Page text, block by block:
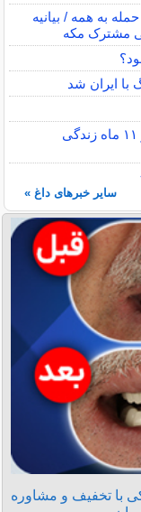
به همه / بیانیه
مشترک مکه
با ایران شد
دستگیری قاتل قهرمان کراسفیت کشور بعد از ۱۱ ماه زندگی
سایر خبرهای داغ »
با تخفیف و مشاوره